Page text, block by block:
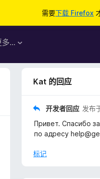
需要下载 Firefox
多…
Kat 的回应
开发者回应 发布
Привет. Спасибо
по адресу
标记